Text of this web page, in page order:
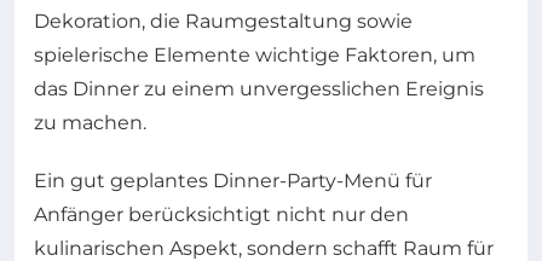
Dekoration, die Raumgestaltung sowie
spielerische Elemente wichtige Faktoren, um
das Dinner zu einem unvergesslichen Ereignis
zu machen.
Ein gut geplantes Dinner-Party-Menü für
Anfänger berücksichtigt nicht nur den
kulinarischen Aspekt, sondern schafft Raum für